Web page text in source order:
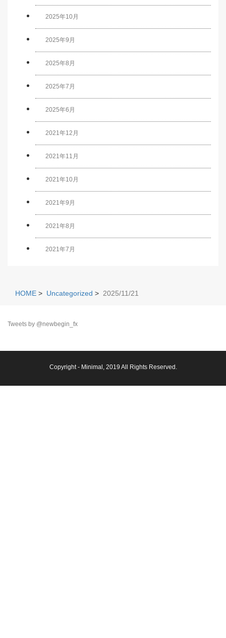
2025年10月
2025年9月
2025年8月
2025年7月
2025年6月
2021年12月
2021年11月
2021年10月
2021年9月
2021年8月
2021年7月
HOME > Uncategorized > 2025/11/21
Tweets by @newbegin_fx
Copyright - Minimal , 2019 All Rights Reserved.